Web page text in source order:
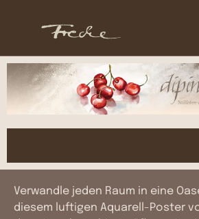
Verwandle jeden Raum in eine
diesem luftigen Aquarell-Poster